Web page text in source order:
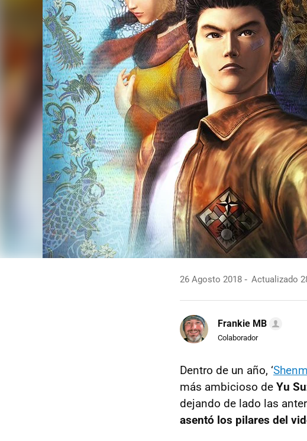
26 Agosto 2018 Actualizado
Frankie MB
Colaborador
Dentro de un año, ‘
más ambicioso de Yu
dejando de lado las
asentó los pilares del